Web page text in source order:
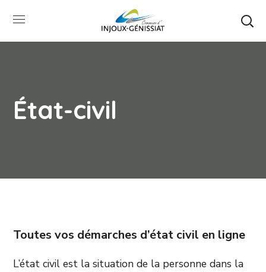
État-civil
Toutes vos démarches d’état civil en ligne
L’état civil est la situation de la personne dans la